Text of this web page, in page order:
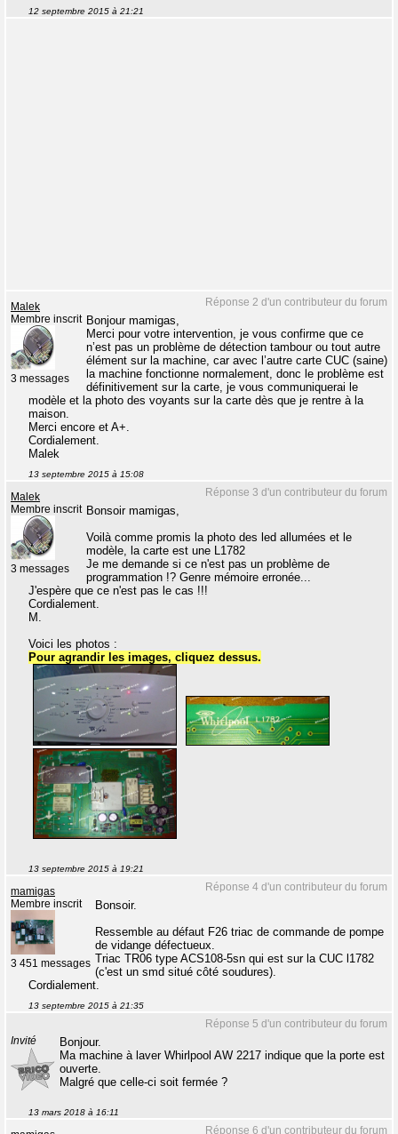
12 septembre 2015 à 21:21
Réponse 2 d'un contributeur du forum
Malek
Membre inscrit
3 messages
Bonjour mamigas,
Merci pour votre intervention, je vous confirme que ce
n’est pas un problème de détection tambour ou tout autre
élément sur la machine, car avec l’autre carte CUC (saine)
la machine fonctionne normalement, donc le problème est
définitivement sur la carte, je vous communiquerai le
modèle et la photo des voyants sur la carte dès que je rentre à la
maison.
Merci encore et A+.
Cordialement.
Malek
13 septembre 2015 à 15:08
Réponse 3 d'un contributeur du forum
Malek
Membre inscrit
3 messages
Bonsoir mamigas,
Voilà comme promis la photo des led allumées et le
modèle, la carte est une L1782
Je me demande si ce n'est pas un problème de
programmation !? Genre mémoire erronée...
J'espère que ce n'est pas le cas !!!
Cordialement.
M.
Voici les photos :
Pour agrandir les images, cliquez dessus.
13 septembre 2015 à 19:21
Réponse 4 d'un contributeur du forum
mamigas
Membre inscrit
3 451 messages
Bonsoir.
Ressemble au défaut F26 triac de commande de pompe
de vidange défectueux.
Triac TR06 type ACS108-5sn qui est sur la CUC l1782
(c'est un smd situé côté soudures).
Cordialement.
13 septembre 2015 à 21:35
Réponse 5 d'un contributeur du forum
Invité
Bonjour.
Ma machine à laver Whirlpool AW 2217 indique que la porte est
ouverte.
Malgré que celle-ci soit fermée ?
13 mars 2018 à 16:11
Réponse 6 d'un contributeur du forum